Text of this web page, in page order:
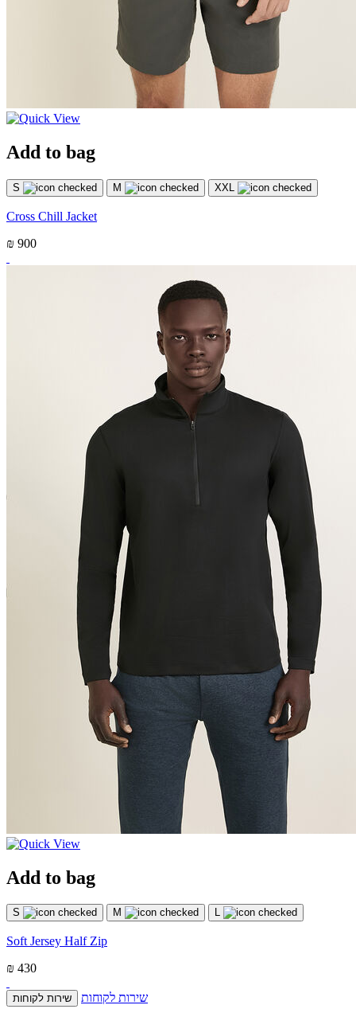
Add to bag
S M XXL
Cross Chill Jacket
₪ 900
Add to bag
S M L
Soft Jersey Half Zip
₪ 430
שירות לקוחות שירות לקוחות